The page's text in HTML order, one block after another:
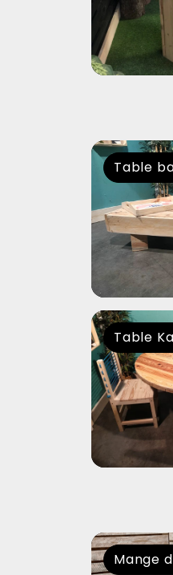
Table
Table
Mange